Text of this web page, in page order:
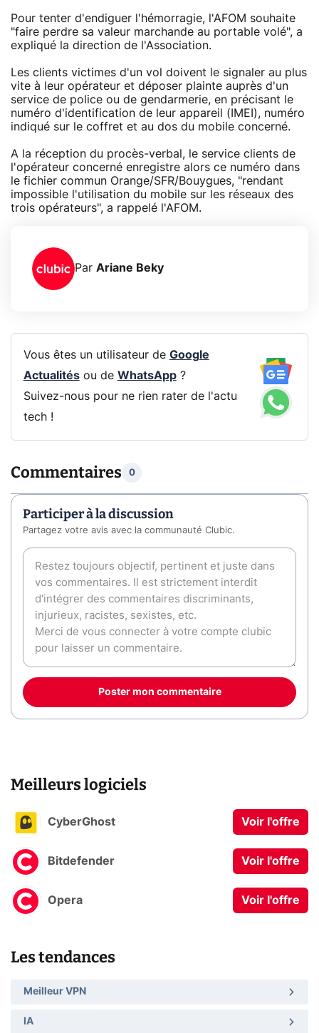
Pour tenter d'endiguer l'hémorragie, l'AFOM souhaite
"faire perdre sa valeur marchande au portable volé", a
expliqué la direction de l'Association.
Les clients victimes d'un vol doivent le signaler au plus
vite à leur opérateur et déposer plainte auprès d'un
service de police ou de gendarmerie, en précisant le
numéro d'identification de leur appareil (IMEI), numéro
indiqué sur le coffret et au dos du mobile concerné.
A la réception du procès-verbal, le service clients de
l'opérateur concerné enregistre alors ce numéro dans
le fichier commun Orange/SFR/Bouygues, "rendant
impossible l'utilisation du mobile sur les réseaux des
trois opérateurs", a rappelé l'AFOM.
Par Ariane Beky
Vous êtes un utilisateur de Google
Actualitésou de WhatsApp?
Suivez-nous pour ne rien rater de l'actu
tech !
Commentaires 0
Participer à la discussion
Partagez votre avis avec la communauté Clubic.
Poster mon commentaire
Meilleurs logiciels
CyberGhost Voir l'offre
Bitdefender Voir l'offre
Opera Voir l'offre
Les tendances
Meilleur VPN
IA